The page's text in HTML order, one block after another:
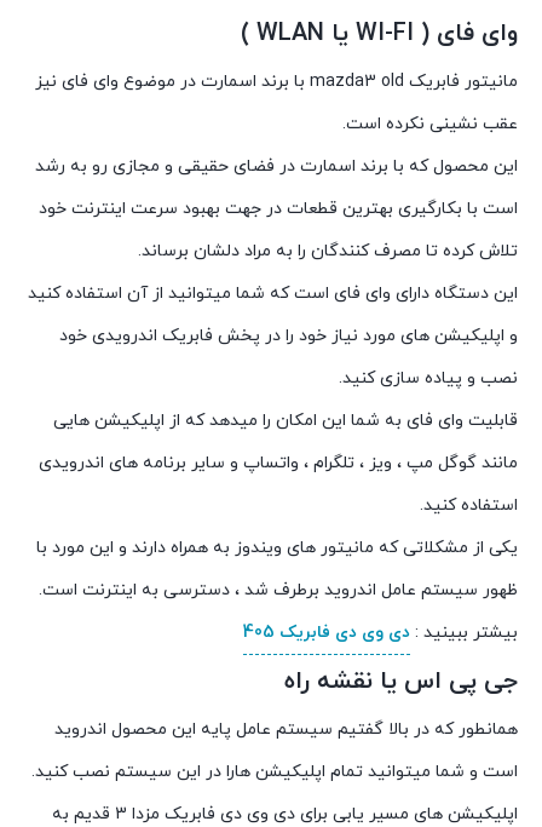
وای فای ( WI-FI یا WLAN )
مانیتور فابریک mazda3 old با برند اسمارت در موضوع وای فای نیز
عقب نشینی نکرده است.
این محصول که با برند اسمارت در فضای حقیقی و مجازی رو به رشد
است با بکارگیری بهترین قطعات در جهت بهبود سرعت اینترنت خود
تلاش کرده تا مصرف کنندگان را به مراد دلشان برساند.
این دستگاه دارای وای فای است که شما میتوانید از آن استفاده کنید
و اپلیکیشن های مورد نیاز خود را در پخش فابریک اندرویدی خود
نصب و پیاده سازی کنید.
قابلیت وای فای به شما این امکان را میدهد که از اپلیکیشن هایی
مانند گوگل مپ ، ویز ، تلگرام ، واتساپ و سایر برنامه های اندرویدی
استفاده کنید.
یکی از مشکلاتی که مانیتور های ویندوز به همراه دارند و این مورد با
ظهور سیستم عامل اندروید برطرف شد ، دسترسی به اینترنت است.
بیشتر ببینید : دی وی دی فابریک 405
جی پی اس یا نقشه راه
همانطور که در بالا گفتیم سیستم عامل پایه این محصول اندروید
است و شما میتوانید تمام اپلیکیشن هارا در این سیستم نصب کنید.
اپلیکیشن های مسیر یابی برای دی وی دی فابریک مزدا 3 قدیم به